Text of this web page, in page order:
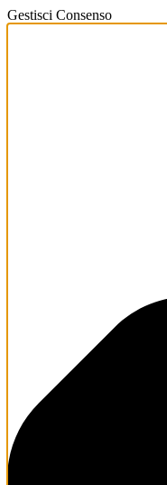
Gestisci Consenso